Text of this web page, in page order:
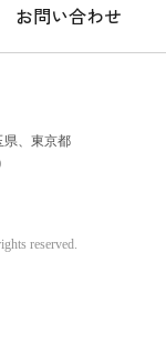
お問い合わせ
県、東京都
reserved.